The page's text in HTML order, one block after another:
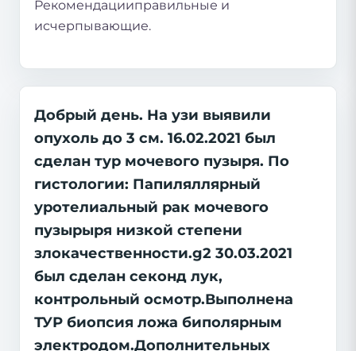
Рекомендацииправильные и
исчерпывающие.
Добрый день. На узи выявили
опухоль до 3 см. 16.02.2021 был
сделан тур мочевого пузыря. По
гистологии: Папиляллярный
уротелиальный рак мочевого
пузырыря низкой степени
злокачественности.g2 30.03.2021
был сделан секонд лук,
контрольный осмотр.Выполнена
ТУР биопсия ложа биполярным
электродом.Дополнительных